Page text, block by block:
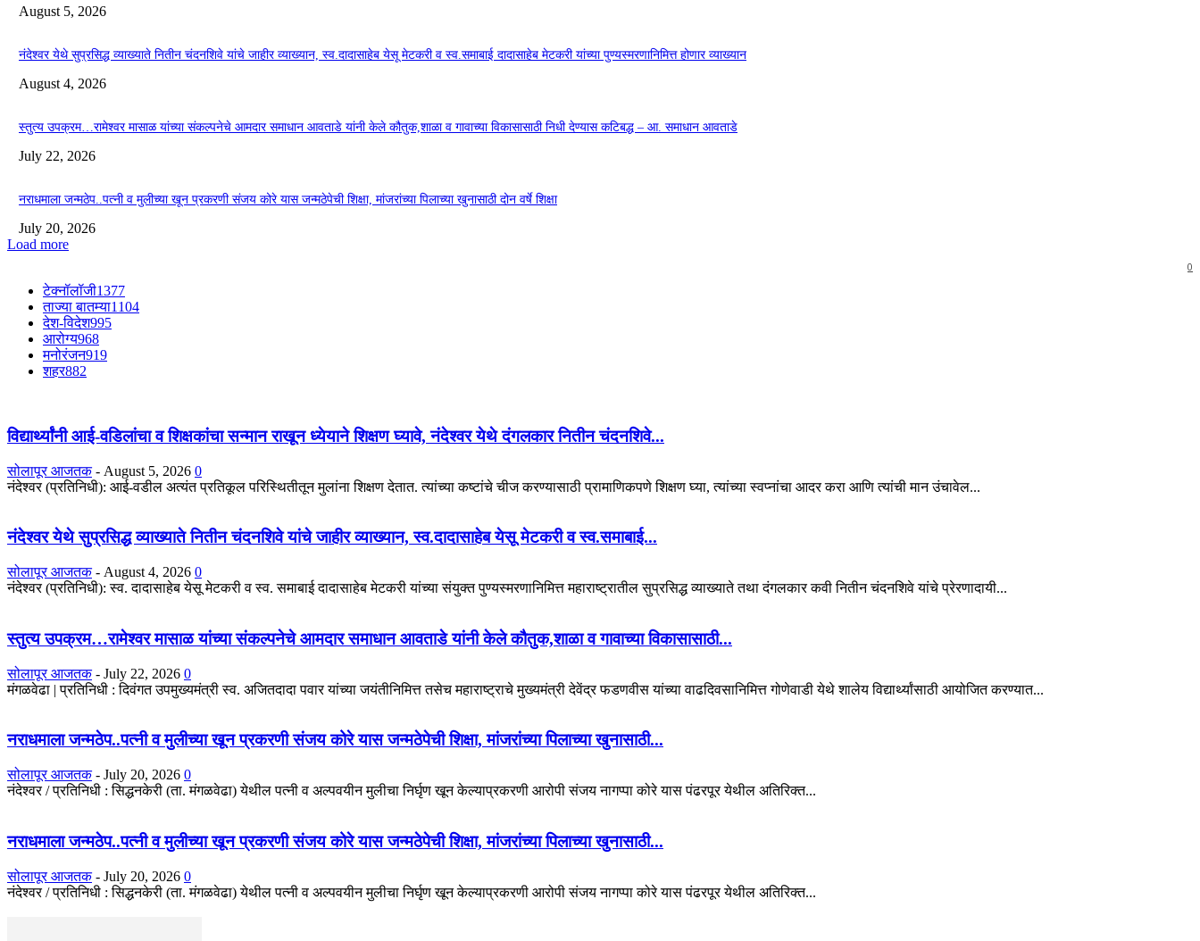
August 5, 2026
नंदेश्वर येथे सुप्रसिद्ध व्याख्याते नितीन चंदनशिवे यांचे जाहीर व्याख्यान, स्व.दादासाहेब येसू मेटकरी व स्व.समाबाई दादासाहेब मेटकरी यांच्या पुण्यस्मरणानिमित्त होणार व्याख्यान
August 4, 2026
स्तुत्य उपक्रम…रामेश्वर मासाळ यांच्या संकल्पनेचे आमदार समाधान आवताडे यांनी केले कौतुक,शाळा व गावाच्या विकासासाठी निधी देण्यास कटिबद्ध – आ. समाधान आवताडे
July 22, 2026
नराधमाला जन्मठेप..पत्नी व मुलीच्या खून प्रकरणी संजय कोरे यास जन्मठेपेची शिक्षा, मांजरांच्या पिलाच्या खुनासाठी दोन वर्षे शिक्षा
July 20, 2026
Load more
0
टेक्नॉलॉजी1377
ताज्या बातम्या1104
देश-विदेश995
आरोग्य968
मनोरंजन919
शहर882
विद्यार्थ्यांनी आई-वडिलांचा व शिक्षकांचा सन्मान राखून ध्येयाने शिक्षण घ्यावे, नंदेश्वर येथे दंगलकार नितीन चंदनशिवे...
सोलापूर आजतक - August 5, 2026 0
नंदेश्वर (प्रतिनिधी): आई-वडील अत्यंत प्रतिकूल परिस्थितीतून मुलांना शिक्षण देतात. त्यांच्या कष्टांचे चीज करण्यासाठी प्रामाणिकपणे शिक्षण घ्या, त्यांच्या स्वप्नांचा आदर करा आणि त्यांची मान उंचावेल...
नंदेश्वर येथे सुप्रसिद्ध व्याख्याते नितीन चंदनशिवे यांचे जाहीर व्याख्यान, स्व.दादासाहेब येसू मेटकरी व स्व.समाबाई...
सोलापूर आजतक - August 4, 2026 0
नंदेश्वर (प्रतिनिधी): स्व. दादासाहेब येसू मेटकरी व स्व. समाबाई दादासाहेब मेटकरी यांच्या संयुक्त पुण्यस्मरणानिमित्त महाराष्ट्रातील सुप्रसिद्ध व्याख्याते तथा दंगलकार कवी नितीन चंदनशिवे यांचे प्रेरणादायी...
स्तुत्य उपक्रम…रामेश्वर मासाळ यांच्या संकल्पनेचे आमदार समाधान आवताडे यांनी केले कौतुक,शाळा व गावाच्या विकासासाठी...
सोलापूर आजतक - July 22, 2026 0
मंगळवेढा | प्रतिनिधी : दिवंगत उपमुख्यमंत्री स्व. अजितदादा पवार यांच्या जयंतीनिमित्त तसेच महाराष्ट्राचे मुख्यमंत्री देवेंद्र फडणवीस यांच्या वाढदिवसानिमित्त गोणेवाडी येथे शालेय विद्यार्थ्यांसाठी आयोजित करण्यात...
नराधमाला जन्मठेप..पत्नी व मुलीच्या खून प्रकरणी संजय कोरे यास जन्मठेपेची शिक्षा, मांजरांच्या पिलाच्या खुनासाठी...
सोलापूर आजतक - July 20, 2026 0
नंदेश्वर / प्रतिनिधी : सिद्धनकेरी (ता. मंगळवेढा) येथील पत्नी व अल्पवयीन मुलीचा निर्घृण खून केल्याप्रकरणी आरोपी संजय नागप्पा कोरे यास पंढरपूर येथील अतिरिक्त...
नराधमाला जन्मठेप..पत्नी व मुलीच्या खून प्रकरणी संजय कोरे यास जन्मठेपेची शिक्षा, मांजरांच्या पिलाच्या खुनासाठी...
सोलापूर आजतक - July 20, 2026 0
नंदेश्वर / प्रतिनिधी : सिद्धनकेरी (ता. मंगळवेढा) येथील पत्नी व अल्पवयीन मुलीचा निर्घृण खून केल्याप्रकरणी आरोपी संजय नागप्पा कोरे यास पंढरपूर येथील अतिरिक्त...